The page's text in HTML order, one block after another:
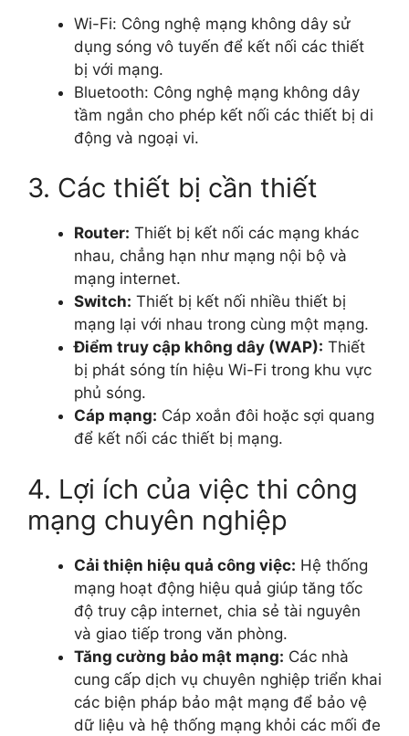
Wi-Fi: Công nghệ mạng không dây sử
dụng sóng vô tuyến để kết nối các thiết
bị với mạng.
Bluetooth: Công nghệ mạng không dây
tầm ngắn cho phép kết nối các thiết bị di
động và ngoại vi.
3. Các thiết bị cần thiết
Router: Thiết bị kết nối các mạng khác
nhau, chẳng hạn như mạng nội bộ và
mạng internet.
Switch: Thiết bị kết nối nhiều thiết bị
mạng lại với nhau trong cùng một mạng.
Điểm truy cập không dây (WAP): Thiết
bị phát sóng tín hiệu Wi-Fi trong khu vực
phủ sóng.
Cáp mạng: Cáp xoắn đôi hoặc sợi quang
để kết nối các thiết bị mạng.
4. Lợi ích của việc thi công
mạng chuyên nghiệp
Cải thiện hiệu quả công việc: Hệ thống
mạng hoạt động hiệu quả giúp tăng tốc
độ truy cập internet, chia sẻ tài nguyên
và giao tiếp trong văn phòng.
Tăng cường bảo mật mạng: Các nhà
cung cấp dịch vụ chuyên nghiệp triển khai
các biện pháp bảo mật mạng để bảo vệ
dữ liệu và hệ thống mạng khỏi các mối đe